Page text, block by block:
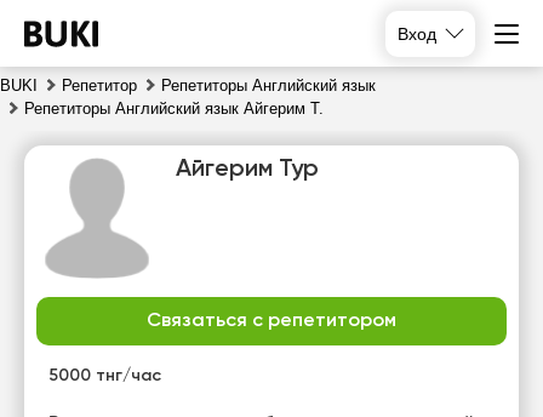
Вход
BUKI Репетитор
Репетиторы Английский язык
Репетиторы Английский язык Айгерим Т.
Айгерим Тур
Связаться с репетитором
5000 тнг/час
пт
сб